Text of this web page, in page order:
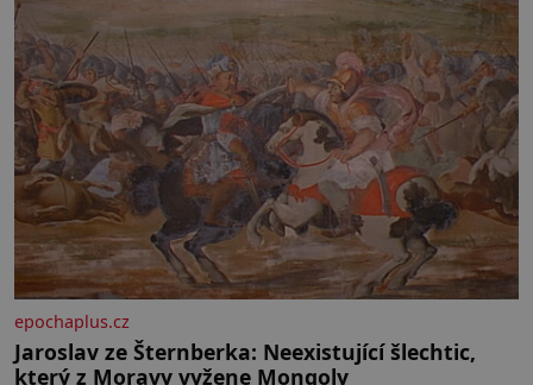
epochaplus.cz
Jaroslav ze Šternberka: Neexistující šlechtic,
který z Moravy vyžene Mongoly